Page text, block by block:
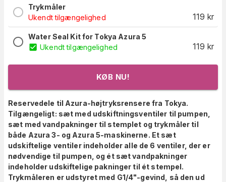
Trykmåler
Ukendt tilgængelighed
119 kr
Water Seal Kit for Tokya Azura 5
Ukendt tilgængelighed
119 kr
KØB NU!
Reservedele til Azura-højtryksrensere fra Tokya.
Tilgængeligt: sæt med udskiftningsventiler til pumpen,
sæt med vandpakninger til stemplet og trykmåler til
både Azura 3- og Azura 5-maskinerne. Et sæt
udskiftelige ventiler indeholder alle de 6 ventiler, der er
nødvendige til pumpen, og ét sæt vandpakninger
indeholder udskiftelige pakninger til ét stempel.
Trykmåleren er udstyret med G1/4"-gevind, så den ud